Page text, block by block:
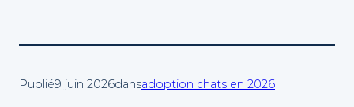
Publié9 juin 2026dansadoption chats en 2026